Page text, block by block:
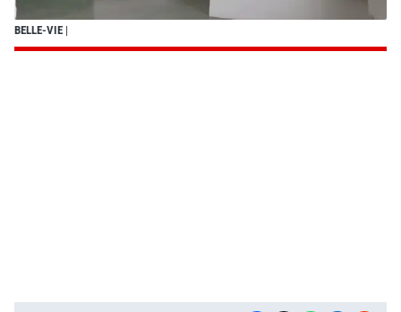
BELLE-VIE |